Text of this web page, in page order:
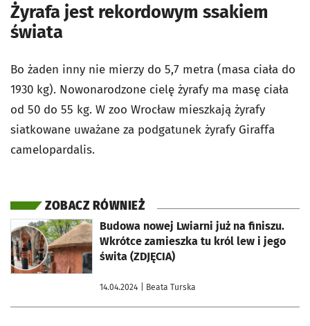
Żyrafa jest rekordowym ssakiem
świata
Bo żaden inny nie mierzy do 5,7 metra (masa ciała do
1930 kg). Nowonarodzone cielę żyrafy ma masę ciała
od 50 do 55 kg. W zoo Wrocław mieszkają żyrafy
siatkowane uważane za podgatunek żyrafy Giraffa
camelopardalis.
ZOBACZ RÓWNIEŻ
Budowa nowej Lwiarni już na finiszu.
Wkrótce zamieszka tu król lew i jego
świta (ZDJĘCIA)
14.04.2024 | Beata Turska
otworzy się w nowej karcie